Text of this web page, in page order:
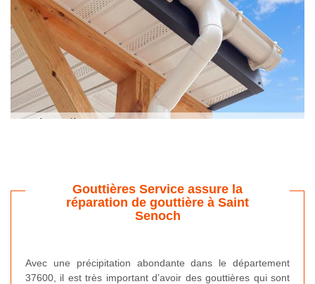
Gouttières Service assure la
réparation de gouttière à Saint
Senoch
Avec une précipitation abondante dans le département
37600, il est très important d’avoir des gouttières qui sont